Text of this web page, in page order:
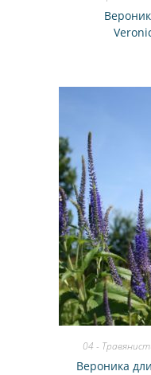
04 -
Вероника